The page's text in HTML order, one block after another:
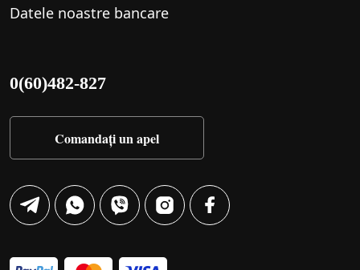
Datele noastre bancare
0(60)482-827
Comandați un apel